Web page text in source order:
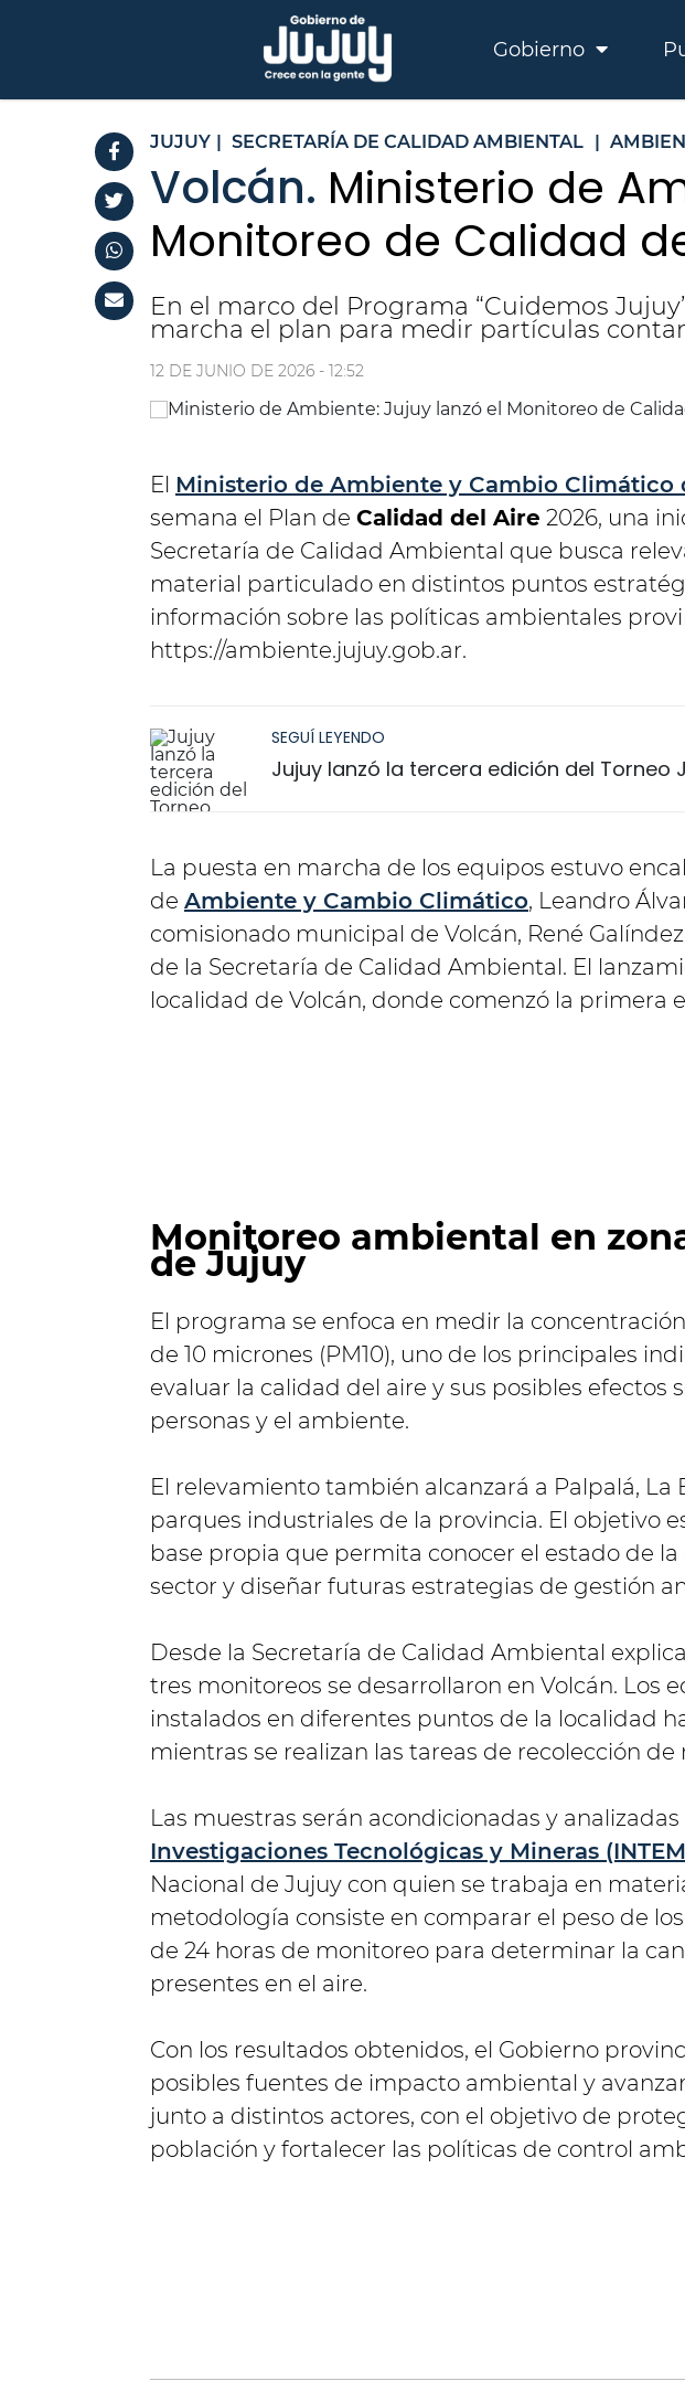
Gobierno
JUJUY | SECRETARÍA DE CALIDAD AMBIENTAL |
Volcán. Ministerio de
Monitoreo de Calidad
En el marco del Programa “Cuidemos
marcha el plan para medir partículas
12 DE JUNIO DE 2026 - 12:52
El Ministerio de Ambiente y Cambio Climático
semana el Plan de Calidad del Aire 2026, una
Secretaría de Calidad Ambiental que busca
material particulado en distintos puntos
información sobre las políticas ambientales
https://ambiente.jujuy.gob.ar.
SEGUÍ LEYENDO
Jujuy lanzó la tercera edición del Torneo
La puesta en marcha de los equipos estuvo
de Ambiente y Cambio Climático, Leandro
comisionado municipal de Volcán, René
de la Secretaría de Calidad Ambiental. El
localidad de Volcán, donde comenzó la primera
Monitoreo ambiental en
de Jujuy
El programa se enfoca en medir la
de 10 micrones (PM10), uno de los principales
evaluar la calidad del aire y sus posibles efectos
personas y el ambiente.
El relevamiento también alcanzará a Palpalá, La
parques industriales de la provincia. El objetivo
base propia que permita conocer el estado de
sector y diseñar futuras estrategias de gestión
Desde la Secretaría de Calidad Ambiental
tres monitoreos se desarrollaron en Volcán. Los
instalados en diferentes puntos de la localidad
mientras se realizan las tareas de recolección de
Las muestras serán acondicionadas y analizadas
Investigaciones Tecnológicas y Mineras
Nacional de Jujuy con quien se trabaja en
metodología consiste en comparar el peso de
de 24 horas de monitoreo para determinar la
presentes en el aire.
Con los resultados obtenidos, el Gobierno
posibles fuentes de impacto ambiental y
junto a distintos actores, con el objetivo de
población y fortalecer las políticas de control